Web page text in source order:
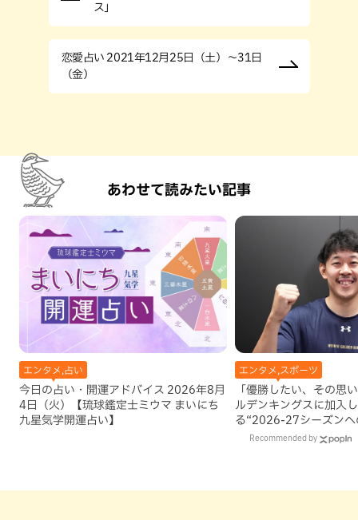
ス」
恋愛占い 2021年12月25日（土）～31日
（金）
あわせて読みたい記事
エンタメ,占い
今日の占い・開運アドバイス 2026年8月
4日（火）【琉球鑑定士ミウマ まいにち
九星気学開運占い】
エンタメ,スポーツ
「優勝したい、その思
ルデンキングスに加入
る“2026-27シーズンへ
Recommended by